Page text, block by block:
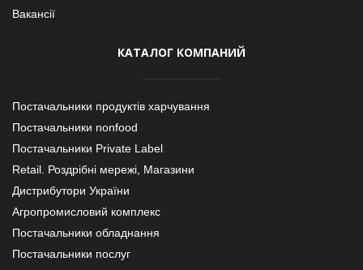
Вакансії
КАТАЛОГ КОМПАНИЙ
Постачальники продуктів харчування
Постачальники nonfood
Постачальники Private Label
Retail. Роздрібні мережі, Магазини
Дистрибутори України
Агропромисловий комплекс
Постачальники обладнання
Постачальники послуг